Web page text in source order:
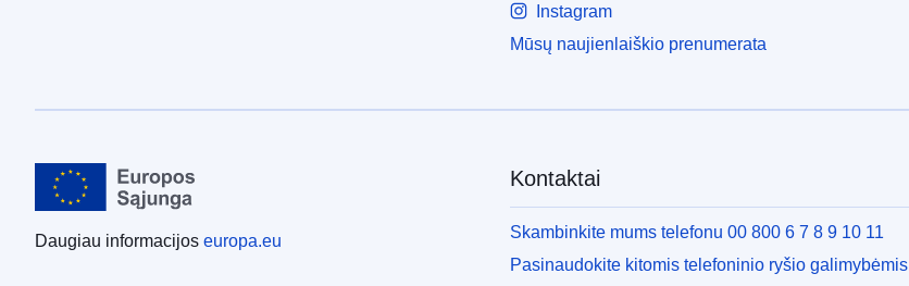
Instagram
Mūsų naujienlaiškio prenumerata
Daugiau informacijos europa.eu
Kontaktai
Skambinkite mums telefonu 00 800 6 7 8 9 10 11
Pasinaudokite kitomis telefoninio ryšio galimybėmis